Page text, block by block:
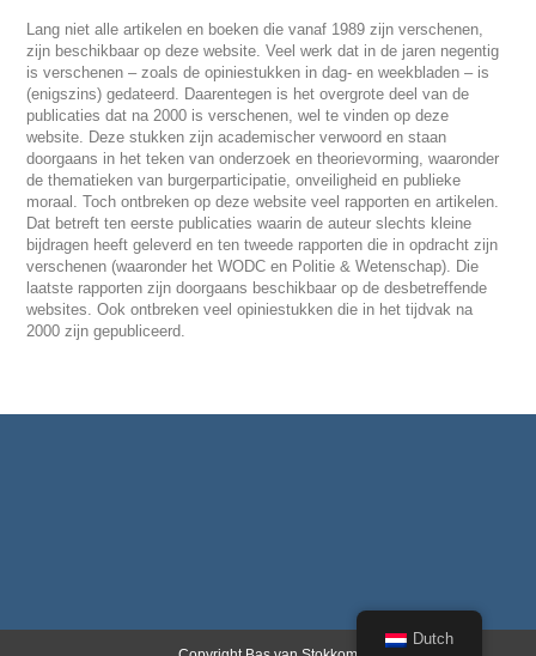
Lang niet alle artikelen en boeken die vanaf 1989 zijn verschenen,
zijn beschikbaar op deze website. Veel werk dat in de jaren negentig
is verschenen – zoals de opiniestukken in dag- en weekbladen – is
(enigszins) gedateerd. Daarentegen is het overgrote deel van de
publicaties dat na 2000 is verschenen, wel te vinden op deze
website. Deze stukken zijn academischer verwoord en staan
doorgaans in het teken van onderzoek en theorievorming, waaronder
de thematieken van burgerparticipatie, onveiligheid en publieke
moraal. Toch ontbreken op deze website veel rapporten en artikelen.
Dat betreft ten eerste publicaties waarin de auteur slechts kleine
bijdragen heeft geleverd en ten tweede rapporten die in opdracht zijn
verschenen (waaronder het WODC en Politie & Wetenschap). Die
laatste rapporten zijn doorgaans beschikbaar op de desbetreffende
websites. Ook ontbreken veel opiniestukken die in het tijdvak na
2000 zijn gepubliceerd.
Dutch